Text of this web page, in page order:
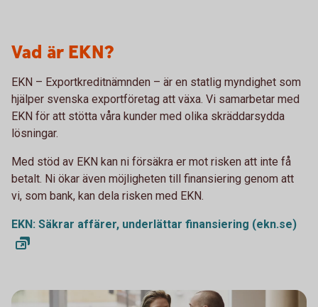
Vad är EKN?
EKN – Exportkreditnämnden – är en statlig myndighet som
hjälper svenska exportföretag att växa. Vi samarbetar med
EKN för att stötta våra kunder med olika skräddarsydda
lösningar.
Med stöd av EKN kan ni försäkra er mot risken att inte få
betalt. Ni ökar även möjligheten till finansiering genom att
vi, som bank, kan dela risken med EKN.
EKN: Säkrar affärer, underlättar finansiering (ekn.se)